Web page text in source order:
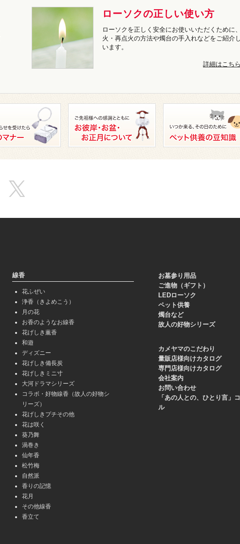
ローソクの正しい使い方
ローソクを正しく安全にお使いいただくために
火・再点火の方法や燭台の手入れなどをご紹介
います。
詳細はこちら
線香
花ふぜい
浄香（きよめこう）
月の花
お香のようなお線香
花げしき薫香
和遊
ディズニー
花げしき備長炭
花げしきミニ寸
大河ドラマシリーズ
コラボ・好物線香（故人の好物シ
リーズ）
花げしきプチその他
花は咲く
葵乃舞
渦巻き
仙年香
松竹梅
自然派
香りの記憶
花月
その他線香
香立て
お墓参り用品
ご進物（ギフト）
LEDローソク
ペット供養
燭台など
故人の好物シリーズ
カメヤマのこだわり
量販店様向けカタログ
専門店様向けカタログ
会社案内
お問い合わせ
「あの人との、ひとり言」
ル